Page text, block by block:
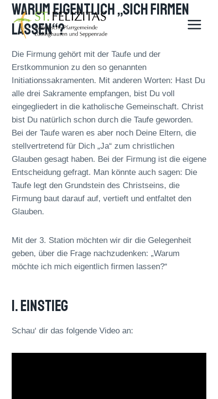
Zum
Inhalt
springen
Warum Eigentlich „sich Firmen
Lassen“?
Die Firmung gehört mit der Taufe und der
Erstkommunion zu den so genannten
Initiationssakramenten. Mit anderen Worten: Hast Du
alle drei Sakramente empfangen, bist Du voll
eingegliedert in die katholische Gemeinschaft. Christ
bist Du natürlich schon durch die Taufe geworden.
Bei der Taufe waren es aber noch Deine Eltern, die
stellvertretend für Dich „Ja“ zum christlichen
Glauben gesagt haben. Bei der Firmung ist die eigene
Entscheidung gefragt. Man könnte auch sagen: Die
Taufe legt den Grundstein des Christseins, die
Firmung baut darauf auf, vertieft und entfaltet den
Glauben.
Mit der 3. Station möchten wir dir die Gelegenheit
geben, über die Frage nachzudenken: „Warum
möchte ich mich eigentlich firmen lassen?“
1. Einstieg
Schau‘ dir das folgende Video an: